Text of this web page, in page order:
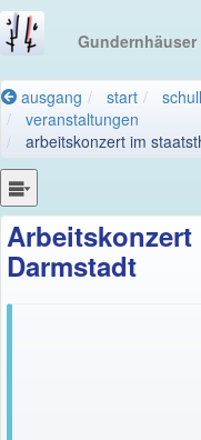
ausgang start
veranstaltungen
arbeitskonzert im
Arbeitskonzert
Darmstadt